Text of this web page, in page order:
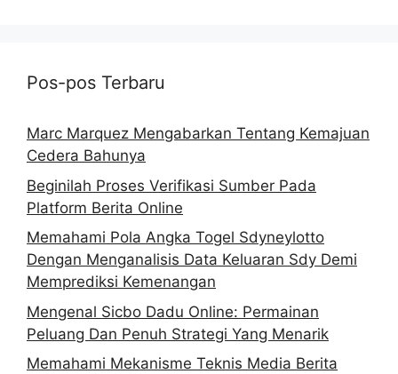
Pos-pos Terbaru
Marc Marquez Mengabarkan Tentang Kemajuan
Cedera Bahunya
Beginilah Proses Verifikasi Sumber Pada
Platform Berita Online
Memahami Pola Angka Togel Sdyneylotto
Dengan Menganalisis Data Keluaran Sdy Demi
Memprediksi Kemenangan
Mengenal Sicbo Dadu Online: Permainan
Peluang Dan Penuh Strategi Yang Menarik
Memahami Mekanisme Teknis Media Berita